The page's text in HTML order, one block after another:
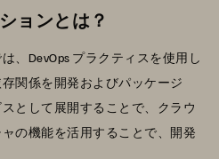
ョンとは？
、DevOps プラクティスを使用し
関係を開発およびパッケージ
として展開することで、クラウ
の機能を活用することで、開発